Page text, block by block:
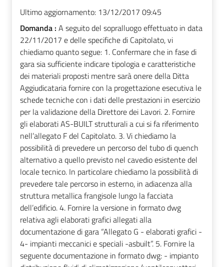
Ultimo aggiornamento: 13/12/2017 09:45
Domanda : A seguito del sopralluogo effettuato in data
22/11/2017 e delle specifiche di Capitolato, vi
chiediamo quanto segue: 1. Confermare che in fase di
gara sia sufficiente indicare tipologia e caratteristiche
dei materiali proposti mentre sarà onere della Ditta
Aggiudicataria fornire con la progettazione esecutiva le
schede tecniche con i dati delle prestazioni in esercizio
per la validazione della Direttore dei Lavori. 2. Fornire
gli elaborati AS-BUILT strutturali a cui si fa riferimento
nell’allegato F del Capitolato. 3. Vi chiediamo la
possibilità di prevedere un percorso del tubo di quench
alternativo a quello previsto nel cavedio esistente del
locale tecnico. In particolare chiediamo la possibilità di
prevedere tale percorso in esterno, in adiacenza alla
struttura metallica frangisole lungo la facciata
dell’edificio. 4. Fornire la versione in formato dwg
relativa agli elaborati grafici allegati alla
documentazione di gara “Allegato G - elaborati grafici -
4- impianti meccanici e speciali -asbuilt”. 5. Fornire la
seguente documentazione in formato dwg: - impianto